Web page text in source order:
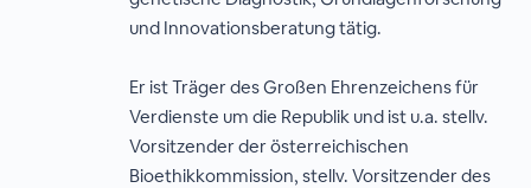
und Innovationsberatung tätig.
Er ist Träger des Großen Ehrenzeichens für
Verdienste um die Republik und ist u.a. stellv.
Vorsitzender der österreichischen
Bioethikkommission, stellv. Vorsitzender des